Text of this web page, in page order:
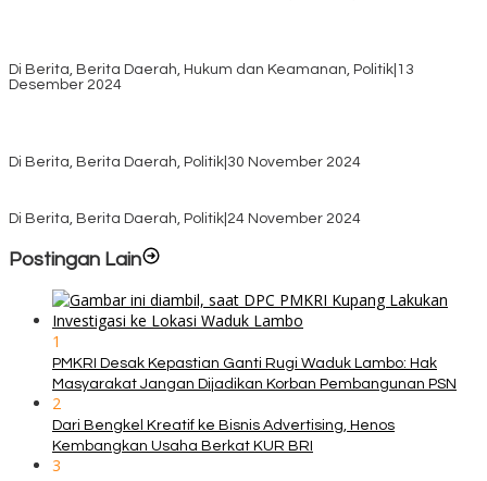
Di Berita, Berita Daerah, Hukum dan Keamanan, Politik 13
Desember 2024
Di Berita, Berita Daerah, Politik 30 November 2024
Di Berita, Berita Daerah, Politik 24 November 2024
Postingan Lain
1
PMKRI Desak Kepastian Ganti Rugi Waduk Lambo: Hak
Masyarakat Jangan Dijadikan Korban Pembangunan PSN
2
Dari Bengkel Kreatif ke Bisnis Advertising, Henos
Kembangkan Usaha Berkat KUR BRI
3